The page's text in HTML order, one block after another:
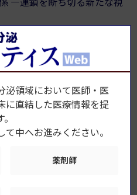
―連鎖を断ち切る新たな視
謝診療のピットフォール ―
最前線 ―病態解明から治
泌領域において医師・医
に直結した医療情報を提
中へお進みください。
薬剤師